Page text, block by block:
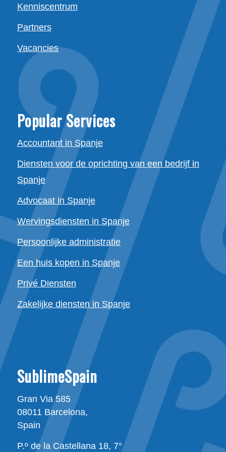
Kenniscentrum
Partners
Vacancies
Popular Services
Accountant in Spanje
Diensten voor de oprichting van een bedrijf in
Spanje
Advocaat in Spanje
Wervingsdiensten in Spanje
Persoonlijke administratie
Een huis kopen in Spanje
Privé Diensten
Zakelijke diensten in Spanje
SublimeSpain
Gran Via 585
08011 Barcelona,
Spain
P.º de la Castellana 18, 7°